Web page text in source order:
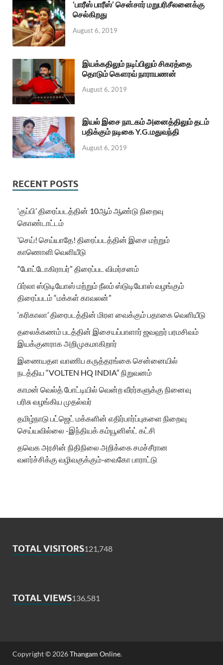
‘பாரீஸ் பாரீஸ்’ சென்சார் மறுபரிசீலனைக்கு
செல்கிறது
August 6, 2019
இயக்கதிலும் நடிப்பிலும் சிகரத்தை
தொடும் கௌரவ் நாராயணன்
August 6, 2019
இயல் இசை நாடகம் அனைத்திலும் தடம்
பதிக்கும் நடிகை Y.G.மதுவந்தி
August 6, 2019
RECENT POSTS
‘குப்பி’ திரைப்படத்தின் 10ஆம் ஆண்டு நிறைவு
கொண்டாட்டம்
‘செய்! செய்யாதே! திரைப்படத்தின் இசை மற்றும்
காணொளி வெளியீடு
“போட்டோகிராபர்” திரைப்பட விமர்சனம்
பிர்லா ஸ்டுடியோஸ் மற்றும் நீலம் ஸ்டுடியோஸ் வழங்கும்
திரைப்படம் “மக்கள் காவலன்”
‘கரிகாலா’ திரைபடத்தின் மிரள வைக்கும் பதாகை வெளியீடு
தலைக்கணம் படத்தின் இசையப்பாளார் ஜவஹர் பரமசிவம்
இயக்குனராக அறிமுகமாகிறார்
இணையதள வாணிப கருத்தரங்கை சென்னையில்
நடத்திய “VOLTEN HQ INDIA” நிறுவனம்
காமன் வெல்த் போட்டியில் வென்ற வீரர்களுக்கு நினைவு
பரிசு வழங்கிய முதல்வர்
தமிழ்நாடு பட்ஜெட் மக்களின் எதிர்பார்ப்புகளை நிறைவு
செய்யவில்லை -இந்தியக் கம்யூனிஸ்ட் கட்சி
தவெக அரசின் நிதிநிலை அறிக்கை சமச்சீரான
வளர்ச்சிக்கு வழிவகுக்கும்-வைகோ பாராட்டு
TOTAL VISITORS121,748
TOTAL VIEWS136,581
Copyright © 2026Thangam Online.